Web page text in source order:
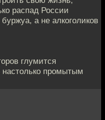
распад России
а не алкоголиков
глумится
настолько промытым